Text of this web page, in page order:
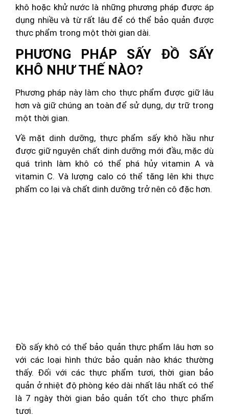
khô hoặc khử nước là những phương pháp được áp
dụng nhiều và từ rất lâu để có thể bảo quản được
thực phẩm trong một thời gian dài.
PHƯƠNG PHÁP SẤY ĐỒ SẤY
KHÔ NHƯ THẾ NÀO?
Phương pháp này làm cho thực phẩm được giữ lâu
hơn và giữ chúng an toàn để sử dụng, dự trữ trong
một thời gian.
Về mặt dinh dưỡng, thực phẩm sấy khô hầu như
được giữ nguyên chất dinh dưỡng mới đầu, mặc dù
quá trình làm khô có thể phá hủy vitamin A và
vitamin C. Và lượng calo có thể tăng lên khi thực
phẩm co lại và chất dinh dưỡng trở nên cô đặc hơn.
Đồ sấy khô có thể bảo quản thực phẩm lâu hơn so
với các loại hình thức bảo quản nào khác thường
thấy. Đối với các thực phẩm tươi, thời gian bảo
quản ở nhiệt độ phòng kéo dài nhất lâu nhất có thể
là 7 ngày thời gian bảo quản tốt cho thực phẩm
tươi.